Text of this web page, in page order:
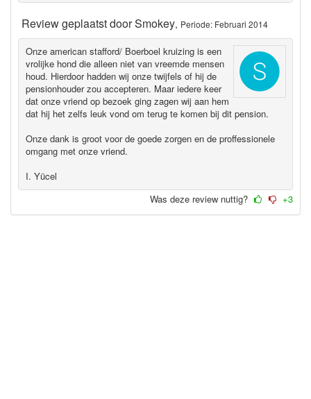
Review geplaatst doorSmokey, Periode: Februari 2014
Onze american stafford/ Boerboel kruizing is een
vrolijke hond die alleen niet van vreemde mensen
houd. Hierdoor hadden wij onze twijfels of hij de
pensionhouder zou accepteren. Maar iedere keer
dat onze vriend op bezoek ging zagen wij aan hem
dat hij het zelfs leuk vond om terug te komen bij dit pension.
Onze dank is groot voor de goede zorgen en de proffessionele
omgang met onze vriend.
I. Yücel
Was deze review nuttig?
+3